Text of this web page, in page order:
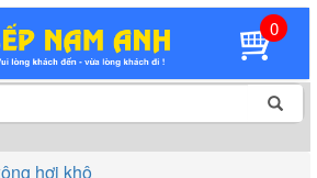
0
hơi khô